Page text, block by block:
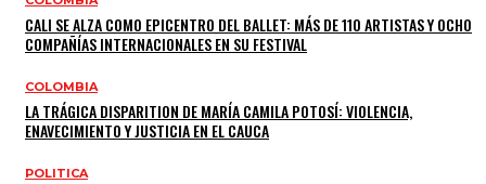
CALI SE ALZA COMO EPICENTRO DEL BALLET: MÁS DE 110 ARTISTAS Y OCHO
COMPAÑÍAS INTERNACIONALES EN SU FESTIVAL
COLOMBIA
LA TRÁGICA DISPARITION DE MARÍA CAMILA POTOSÍ: VIOLENCIA,
ENAVECIMIENTO Y JUSTICIA EN EL CAUCA
POLITICA